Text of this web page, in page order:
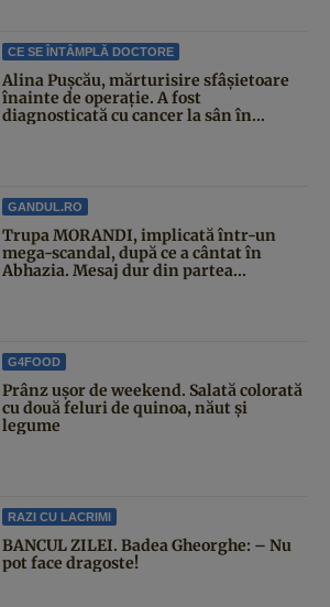
CE SE ÎNTÂMPLĂ DOCTORE
Alina Pușcău, mărturisire sfâșietoare
înainte de operație. A fost
diagnosticată cu cancer la sân în...
GANDUL.RO
Trupa MORANDI, implicată într-un
mega-scandal, după ce a cântat în
Abhazia. Mesaj dur din partea...
G4FOOD
Prânz ușor de weekend. Salată colorată
cu două feluri de quinoa, năut și
legume
RAZI CU LACRIMI
BANCUL ZILEI. Badea Gheorghe: – Nu
pot face dragoste!